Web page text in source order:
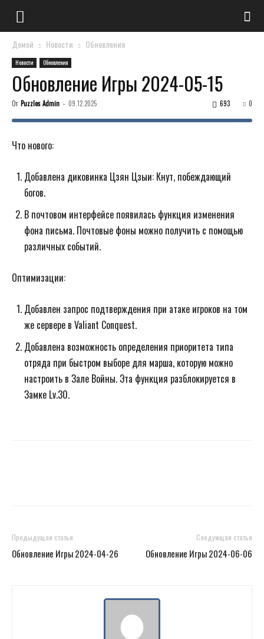
Домой Новости Обновления
Новости Обновления
Обновление Игры 2024-05-15
От Puzzles Admin - 09.12.2025 0
693
Что нового:
Добавлена ​​диковинка Цзян Цзыи: Кнут, побеждающий
богов.
В почтовом интерфейсе появилась функция изменения
фона письма. Почтовые фоны можно получить с помощью
различных событий.
Оптимизации:
Добавлен запрос подтверждения при атаке игроков на том
же сервере в Valiant Conquest.
Добавлена ​​возможность определения приоритета типа
отряда при быстром выборе для марша, которую можно
настроить в Зале Войны. Эта функция разблокируется в
Замке Lv.30.
Предыдущая статья
Обновление Игры 2024-04-26
Следующая статья
Обновление Игры 2024-06-06